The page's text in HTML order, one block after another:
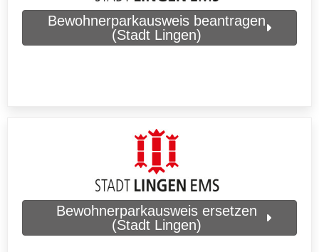
Bewohnerparkausweis beantragen
(Stadt Lingen)
Bewohnerparkausweis ersetzen
(Stadt Lingen)